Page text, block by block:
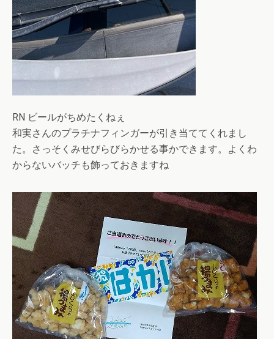
RN ビールがちめたくねぇ
和実さんのプラチナフィンガーが引き当ててくれまし
た。さっそくみせびらびらかせる事かできます。よくわ
からないバッチも飾っておきますね